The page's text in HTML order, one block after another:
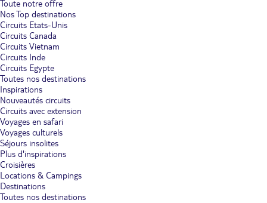
Toute notre offre
Nos Top destinations
Circuits Etats-Unis
Circuits Canada
Circuits Vietnam
Circuits Inde
Circuits Egypte
Toutes nos destinations
Inspirations
Nouveautés circuits
Circuits avec extension
Voyages en safari
Voyages culturels
Séjours insolites
Plus d'inspirations
Croisières
Locations & Campings
Destinations
Toutes nos destinations